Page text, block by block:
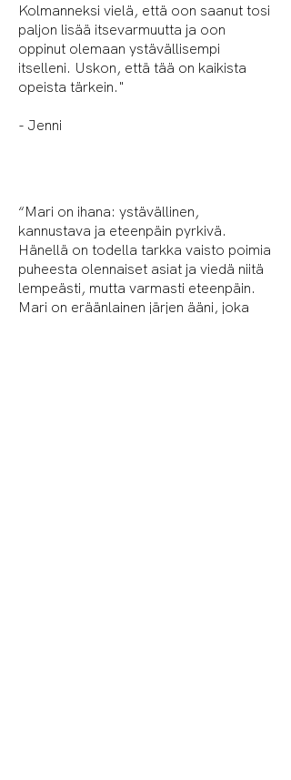
Kolmanneksi vielä, että oon saanut tosi
paljon lisää itsevarmuutta ja oon
oppinut olemaan ystävällisempi
itselleni. Uskon, että tää on kaikista
opeista tärkein."
- Jenni
“Mari on ihana: ystävällinen,
kannustava ja eteenpäin pyrkivä.
Hänellä on todella tarkka vaisto poimia
puheesta olennaiset asiat ja viedä niitä
lempeästi, mutta varmasti eteenpäin.
Mari on eräänlainen järjen ääni, joka